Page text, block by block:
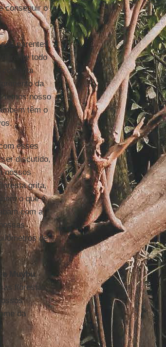
conseguir o
parentes
todo
da
temos nosso
têm o
esses
discutido,
nossos
grita,
o que é
com a
de
Muybu.
florestas,
da